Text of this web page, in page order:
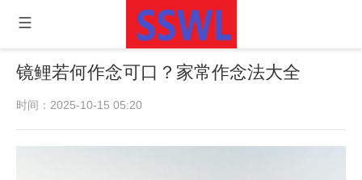
镜鲤若何作念可口？家常作念法大全
时间：2025-10-15 05:20